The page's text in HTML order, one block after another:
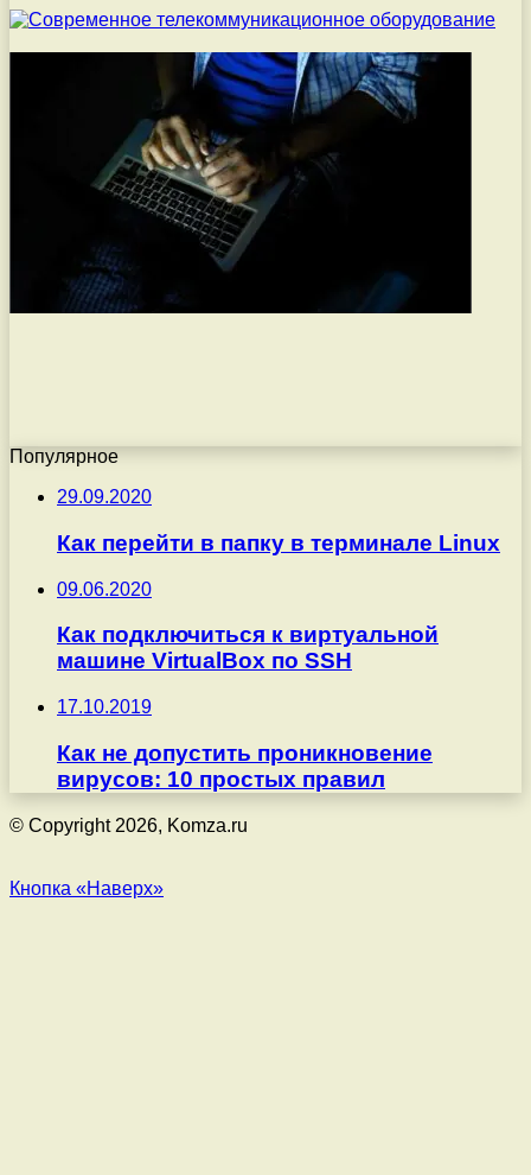
Популярное
29.09.2020
Как перейти в папку в терминале Linux
09.06.2020
Как подключиться к виртуальной
машине VirtualBox по SSH
17.10.2019
Как не допустить проникновение
вирусов: 10 простых правил
© Copyright 2026, Komza.ru
Кнопка «Наверх»